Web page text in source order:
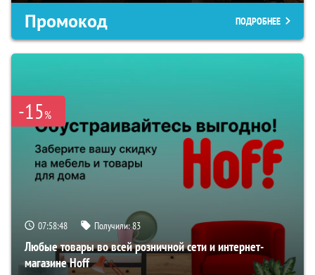
Промокод ПОДРОБНЕЕ
-15%
07:58:47 Получили:83
Любые товары во всей розничной сети и интернет-
магазине Hoff